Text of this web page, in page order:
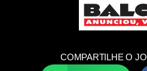
COMPARTILHE O